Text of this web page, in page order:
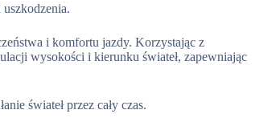
i komfortu jazdy. Korzystając z
wysokości i kierunku świateł, zapewniając
świateł przez cały czas.